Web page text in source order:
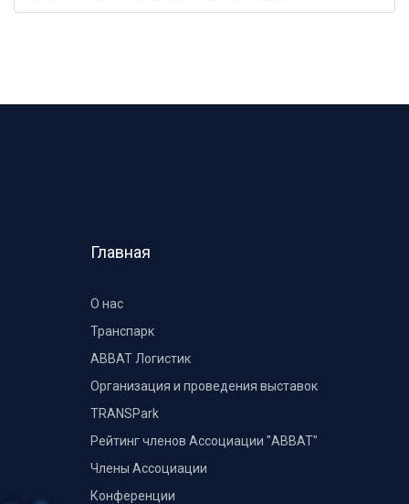
Главная
О нас
Транспарк
ABBAT Логистик
Организация и проведения выставок
TRANSPark
Рейтинг членов Ассоциации "АВВАТ"
Члены Ассоциации
Конференции